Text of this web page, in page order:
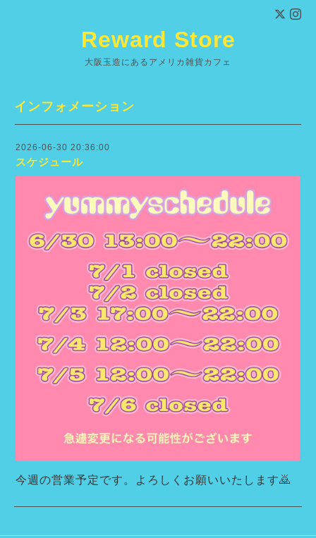
Reward Store
大阪玉造にあるアメリカ雑貨カフェ
インフォメーション
2026-06-30 20:36:00
スケジュール
今週の営業予定です。よろしくお願いいたします🙇